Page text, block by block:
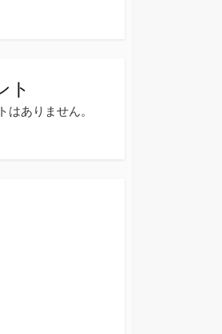
ト
はありません。